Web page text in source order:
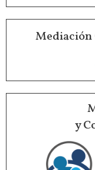
Mediación
y